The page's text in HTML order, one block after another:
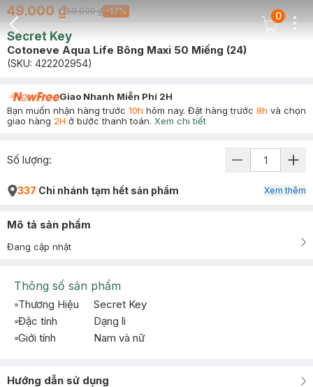
Back Icon
Cart Icon
0
49.000 ₫59.000 ₫ -17%
Secret Key
Cotoneve Aqua Life Bông Maxi 50 Miếng (24)
(SKU: 422202954)
Giao Nhanh Miễn Phí 2H
Bạn muốn nhận hàng trước 10h hôm nay. Đặt hàng trước 8h và chọn
giao hàng 2H ở bước thanh toán. Xem chi tiết
Số lượng:
337 Chi nhánh tạm hết sản phẩm Xem thêm
Mô tả sản phẩm
Đang cập nhật
Thông số sản phẩm
Thương Hiệu
Secret Key
Đặc tính
Dạng lì
Giới tính
Nam và nữ
Hướng dẫn sử dụng